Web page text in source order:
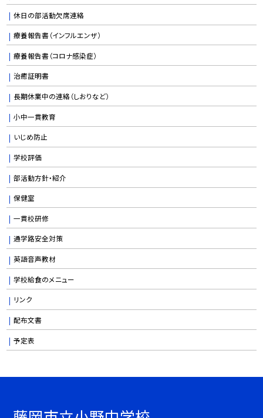
休日の部活動欠席連絡
療養報告書（インフルエンザ）
療養報告書（コロナ感染症）
治癒証明書
長期休業中の連絡（しおりなど）
小中一貫教育
いじめ防止
学校評価
部活動方針・紹介
保健室
一貫校研修
通学路安全対策
英語音声教材
学校給食のメニュー
リンク
配布文書
予定表